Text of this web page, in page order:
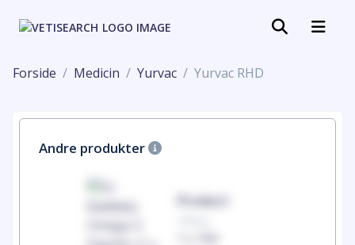
Forside Medicin Yurvac Yurvac RHD
Andre produkter
Product